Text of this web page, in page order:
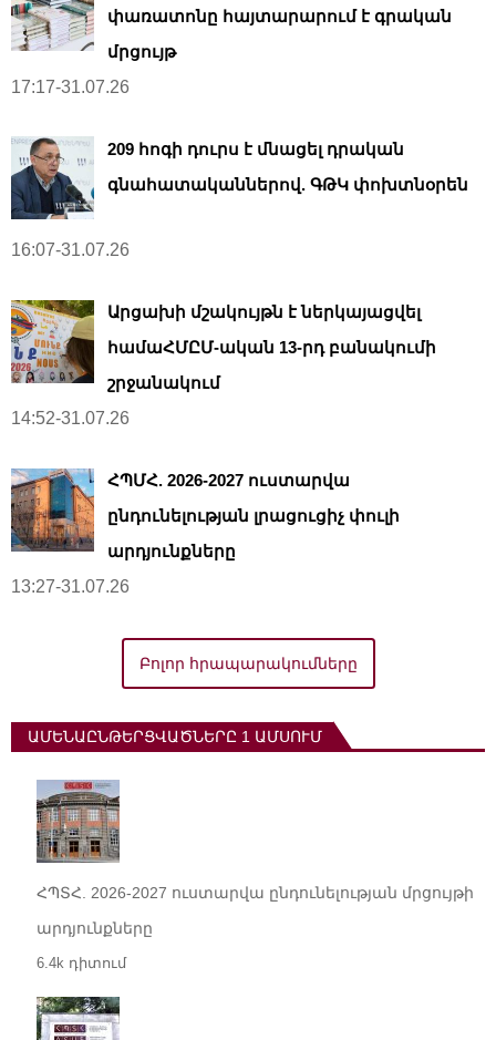
փառատոնը հայտարարում է գրական
մրցույթ
17:17-31.07.26
209 հոգի դուրս է մնացել դրական
գնահատականներով. ԳԹԿ փոխտնօրեն
16:07-31.07.26
Արցախի մշակույթն է ներկայացվել
համաՀՄԸՄ-ական 13-րդ բանակումի
շրջանակում
14:52-31.07.26
ՀՊՄՀ. 2026-2027 ուստարվա
ընդունելության լրացուցիչ փուլի
արդյունքները
13:27-31.07.26
Բոլոր հրապարակումները
ԱՄԵՆԱԸՆԹԵՐՑՎԱԾՆԵՐԸ 1 ԱՄՍՈՒՄ
ՀՊՏՀ. 2026-2027 ուստարվա ընդունելության մրցույթի
արդյունքները
6.4k դիտում